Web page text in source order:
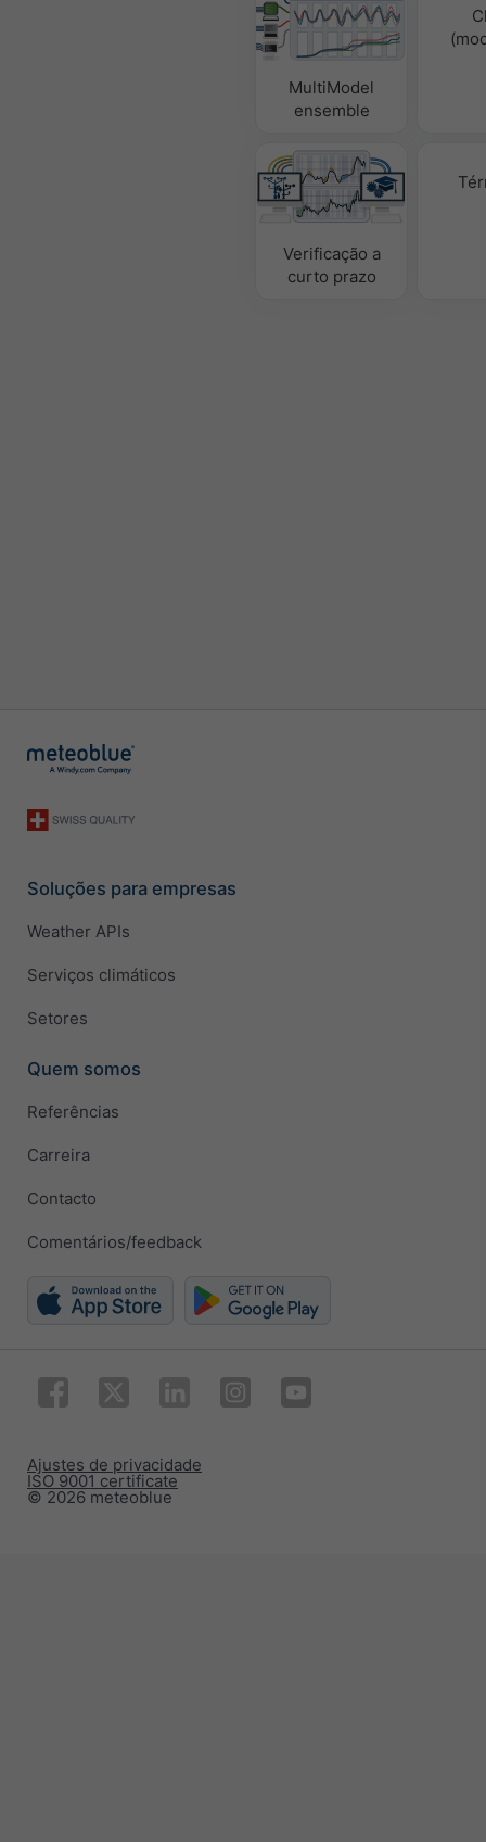
MultiModel
ensemble
Verificação a
curto prazo
Soluções para empresas
Weather APIs
Serviços climáticos
Setores
Quem somos
Referências
Carreira
Contacto
Comentários/feedback
© 2026 meteoblue
ISO 9001 certificate
Ajustes de privacidade